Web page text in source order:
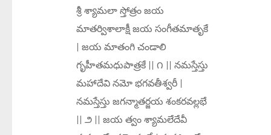
శ్రీ శ్యామలా స్తోత్రం జయ
మాతర్విశాలాక్షీ జయ సంగీతమాతృకే
| జయ మాతంగి చండాలి
గృహీతమధుపాత్రకే || ౧ || నమస్తేస్తు
మహాదేవి నమో భగవతీశ్వరీ |
నమస్తేస్తు జగన్మాతర్జయ శంకరవల్లభే
|| ౨ || జయ త్వం శ్యామలేదేవీ